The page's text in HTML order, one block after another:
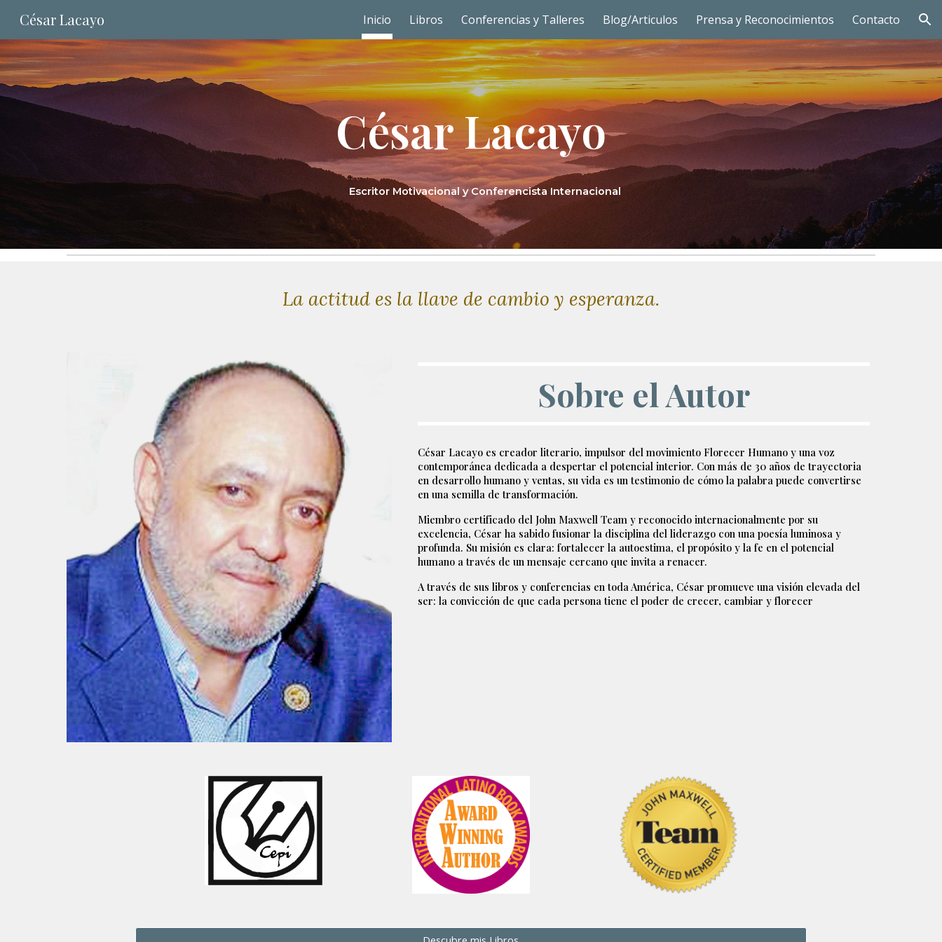
Skip to main content Skip to navigation
César Lacayo Inicio Libros Conferencias y Talleres Blog/Articulos Prensa y Reconocimientos Contacto
César Lacayo
Escritor Motivacional y Conferencista Internacional
La actitud es la llave de cambio y esperanza.
Sobre el Autor
César Lacayo es creador literario, impulsor del movimiento Florecer Humano y una voz
contemporánea dedicada a despertar el potencial interior. Con más de 30 años de trayectoria
en desarrollo humano y ventas, su vida es un testimonio de cómo la palabra puede convertirse
en una semilla de transformación.
Miembro certificado del John Maxwell Team y reconocido internacionalmente por su
excelencia, César ha sabido fusionar la disciplina del liderazgo con una poesía luminosa y
profunda. Su misión es clara: fortalecer la autoestima, el propósito y la fe en el potencial
humano a través de un mensaje cercano que invita a renacer.
A través de sus libros y conferencias en toda América, César promueve una visión elevada del
ser: la convicción de que cada persona tiene el poder de crecer, cambiar y florecer